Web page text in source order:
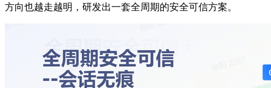
方向也越走越明，研发出一套全周期的安全可信方案。